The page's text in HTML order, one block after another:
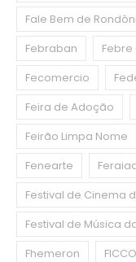
Fale Bem de
Febraban
Fecomercio
Feira de Adoção
Feirão Limpa Nome
Fenearte
Festival de Cinema
Festival de Música
Fhemeron
FICCO